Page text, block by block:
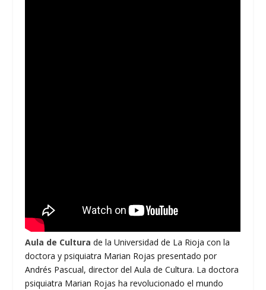
Aula de Cultura de la Universidad de La Rioja con la
doctora y psiquiatra Marian Rojas presentado por
Andrés Pascual, director del Aula de Cultura. La doctora
psiquiatra Marian Rojas ha revolucionado el mundo